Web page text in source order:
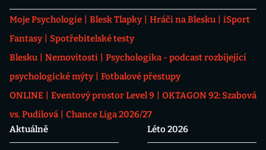
Moje Psychologie Blesk Tlapky Hráči na Blesku
iSport
Fantasy
Spotřebitelské testy
Blesku
Nemovitosti
Psychologika - podcast rozbíjející
psychologické mýty
Fotbalové přestupy
ONLINE
Eventový prostor Level 9
OKTAGON 92: Szabová
vs. Pudilová
Chance Liga 2026/27
Aktuálně
Léto 2026